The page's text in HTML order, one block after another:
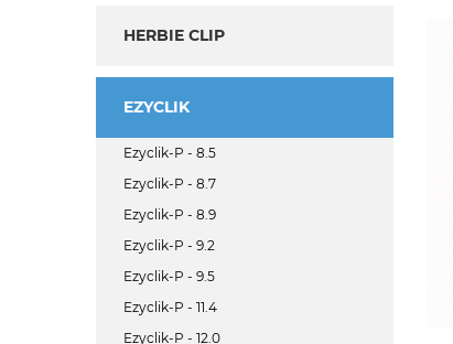
HERBIE CLIP
EZYCLIK
Ezyclik-P - 8.5
Ezyclik-P - 8.7
Ezyclik-P - 8.9
Ezyclik-P - 9.2
Ezyclik-P - 9.5
Ezyclik-P - 11.4
Ezyclik-P - 12.0